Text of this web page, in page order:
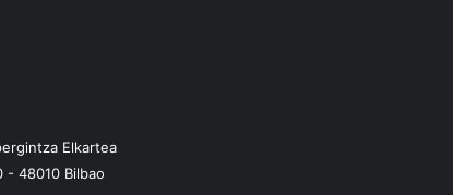
Elkartea
- 48010 Bilbao